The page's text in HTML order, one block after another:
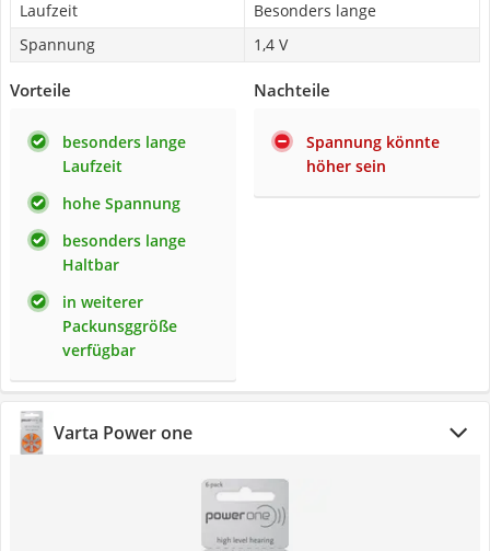
Laufzeit
Besonders lange
Spannung
1,4 V
Vorteile
besonders lange
Laufzeit
hohe Spannung
besonders lange
Haltbar
in weiterer
Packunsggröße
verfügbar
Nachteile
Spannung könnte
höher sein
Varta Power one